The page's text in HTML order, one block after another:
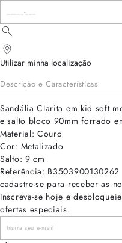
Utilizar minha localização
Descrição e Características
Sandália Clarita em kid soft
e salto bloco 90mm forrado
Material: Couro
Cor: Metalizado
Salto: 9 cm
Referência: B3503900130262
cadastre-se para receber as
Inscreva-se hoje e
ofertas especiais.